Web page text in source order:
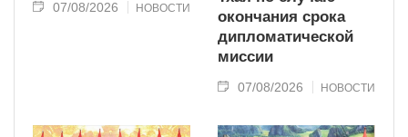
07/08/2026 НОВОСТИ
окончания срока
дипломатической
миссии
07/08/2026 НОВОСТИ